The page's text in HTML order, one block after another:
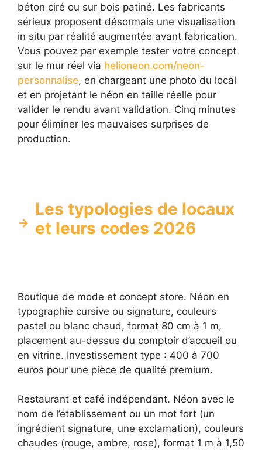
béton ciré ou sur bois patiné. Les fabricants
sérieux proposent désormais une visualisation
in situ par réalité augmentée avant fabrication.
Vous pouvez par exemple tester votre concept
sur le mur réel via helioneon.com/neon-
personnalise, en chargeant une photo du local
et en projetant le néon en taille réelle pour
valider le rendu avant validation. Cinq minutes
pour éliminer les mauvaises surprises de
production.
Les typologies de locaux
et leurs codes 2026
Boutique de mode et concept store. Néon en
typographie cursive ou signature, couleurs
pastel ou blanc chaud, format 80 cm à 1 m,
placement au-dessus du comptoir d’accueil ou
en vitrine. Investissement type : 400 à 700
euros pour une pièce de qualité premium.
Restaurant et café indépendant. Néon avec le
nom de l’établissement ou un mot fort (un
ingrédient signature, une exclamation), couleurs
chaudes (rouge, ambre, rose), format 1 m à 1,50